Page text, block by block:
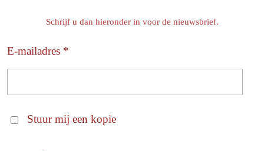
Schrijf u dan hieronder in voor de nieuwsbrief.
E-mailadres *
Stuur mij een kopie